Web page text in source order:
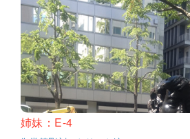
姉妹：E-4